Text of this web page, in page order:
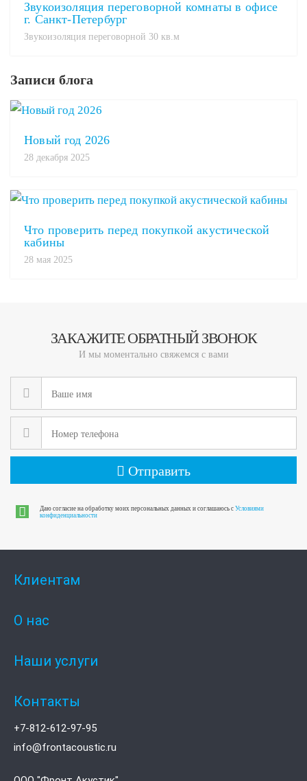
Звукоизоляция переговорной комнаты в офисе
г. Санкт-Петербург
Звукоизоляция переговорной 30 кв.м
Записи блога
Новый год 2026
28 декабря 2025
Что проверить перед покупкой акустической
кабины
28 мая 2025
ЗАКАЖИТЕ ОБРАТНЫЙ ЗВОНОК
И мы моментально свяжемся с вами
Отправить
Даю согласие на обработку моих персональных данных и соглашаюсь с Условиями
конфиденциальности
Клиентам
О нас
Наши услуги
Контакты
+7-812-612-97-95
info@frontacoustic.ru